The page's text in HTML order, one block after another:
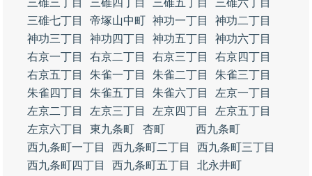
三碓三丁目
三碓四丁目 三碓五丁目
三碓六丁目
三碓七丁目
帝塚山中町 神功一丁目
神功二丁目
神功三丁目
神功四丁目 神功五丁目
神功六丁目
右京一丁目
右京二丁目 右京三丁目
右京四丁目
右京五丁目
朱雀一丁目 朱雀二丁目
朱雀三丁目
朱雀四丁目
朱雀五丁目 朱雀六丁目
左京一丁目
左京二丁目
左京三丁目 左京四丁目
左京五丁目
左京六丁目
東九条町 杏町
西九条町
西九条町一丁目
西九条町二丁目
西九条町三丁目
西九条町四丁目
西九条町五丁目
北永井町